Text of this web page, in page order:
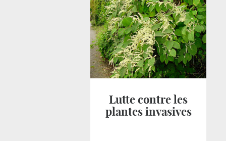
Lutte contre les
plantes invasives